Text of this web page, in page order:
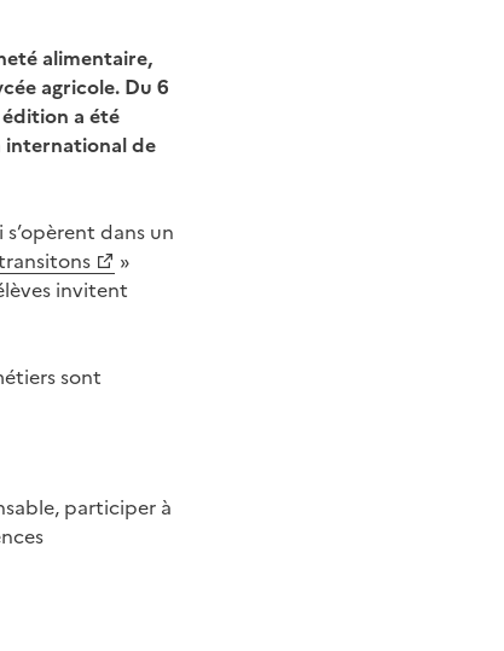
alimentaire,
agricole. Du 6
a été
international de
dans un
»
invitent
sont
participer à